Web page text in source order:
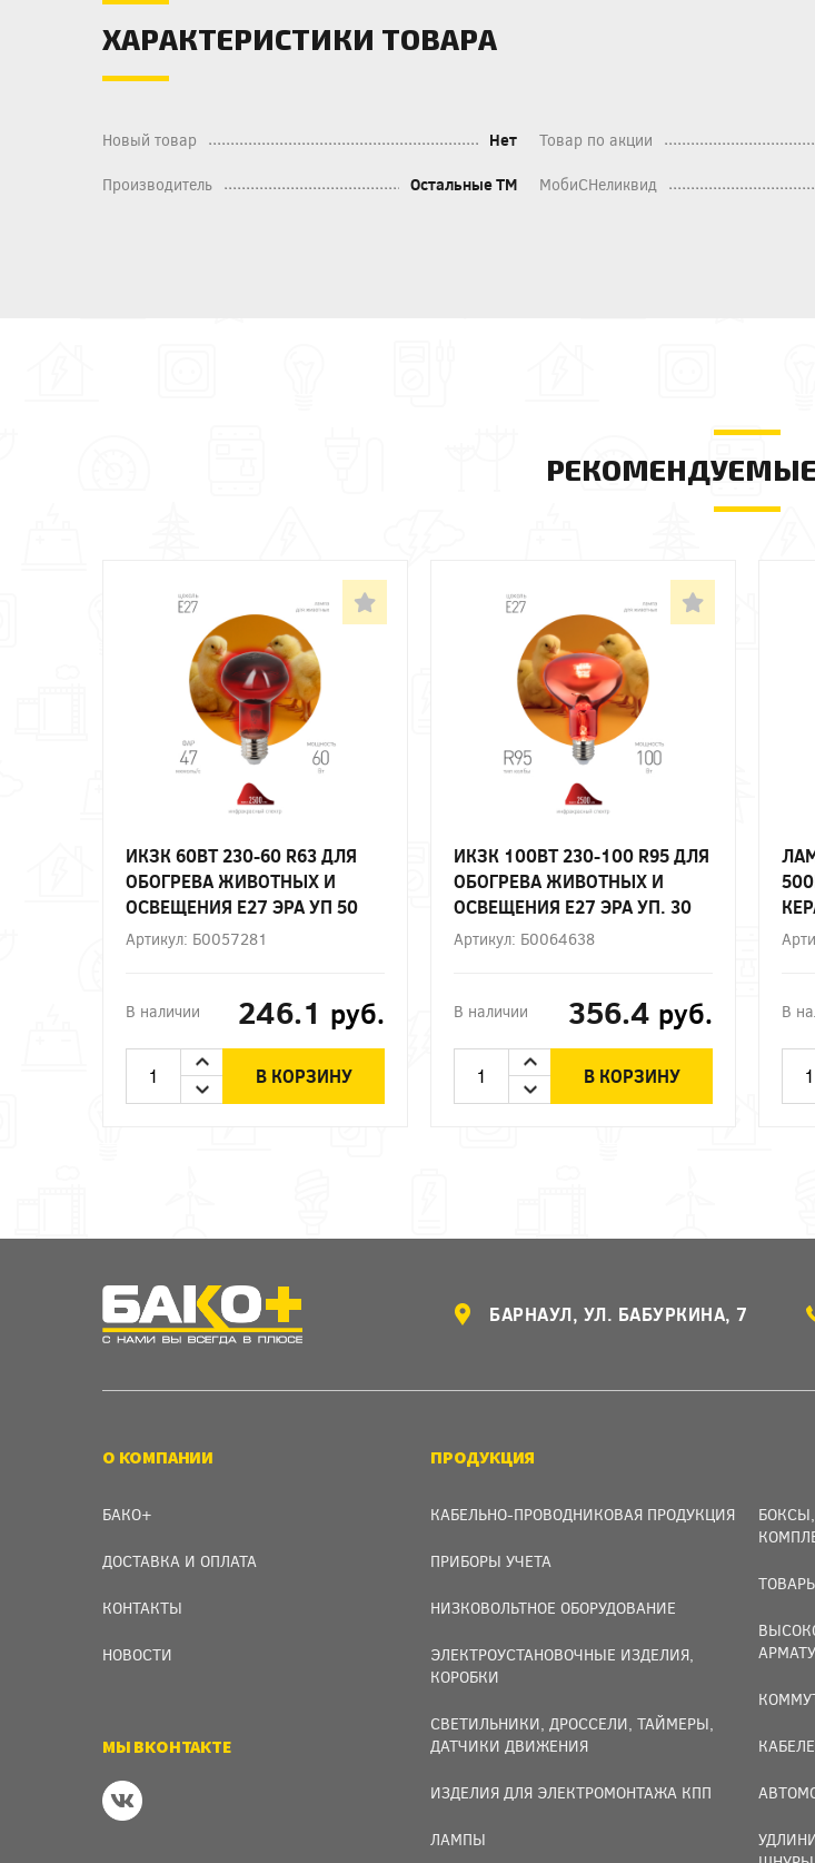
ХАРАКТЕРИСТИКИ ТОВАРА
Новый товар Нет Товар по акции
Производитель Остальные ТМ МобиСНеликвид
ИКЗК 60ВТ 230-60 R63 ДЛЯ
ОБОГРЕВА ЖИВОТНЫХ И
ОСВЕЩЕНИЯ Е27 ЭРА УП 50
Артикул: Б0057281
В наличии 246.1 руб.
В КОРЗИНУ
ИКЗК 100ВТ 230-100 R95 ДЛЯ
ОБОГРЕВА ЖИВОТНЫХ И
ОСВЕЩЕНИЯ Е27 ЭРА УП. 30
Артикул: Б0064638
В наличии 356.4 руб.
В КОРЗИНУ
В
БАРНАУЛ, УЛ. БАБУРКИНА, 7
О КОМПАНИИ
БАКО+
ДОСТАВКА И ОПЛАТА
КОНТАКТЫ
НОВОСТИ
МЫ ВКОНТАКТЕ
ПРОДУКЦИЯ
КАБЕЛЬНО-ПРОВОДНИКОВАЯ ПРОДУКЦИЯ
ПРИБОРЫ УЧЕТА
НИЗКОВОЛЬТНОЕ ОБОРУДОВАНИЕ
ЭЛЕКТРОУСТАНОВОЧНЫЕ ИЗДЕЛИЯ,
КОРОБКИ
СВЕТИЛЬНИКИ, ДРОССЕЛИ, ТАЙМЕРЫ,
ДАТЧИКИ ДВИЖЕНИЯ
ИЗДЕЛИЯ ДЛЯ ЭЛЕКТРОМОНТАЖА КПП
ЛАМПЫ